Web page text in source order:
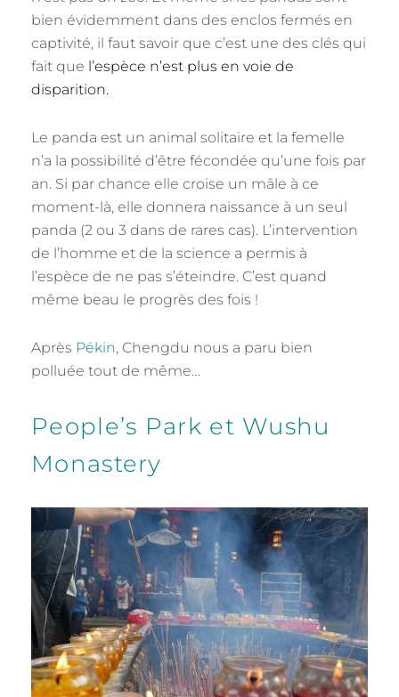
bien évidemment dans des enclos fermés en
captivité, il faut savoir que c’est une des clés qui
fait que l’espèce n’est plus en voie de
disparition.
Le panda est un animal solitaire et la femelle
n’a la possibilité d’être fécondée qu’une fois par
an. Si par chance elle croise un mâle à ce
moment-là, elle donnera naissance à un seul
panda (2 ou 3 dans de rares cas). L’intervention
de l’homme et de la science a permis à
l’espèce de ne pas s’éteindre. C’est quand
même beau le progrès des fois !
Après Pékin, Chengdu nous a paru bien
polluée tout de même…
People’s Park et Wushu
Monastery